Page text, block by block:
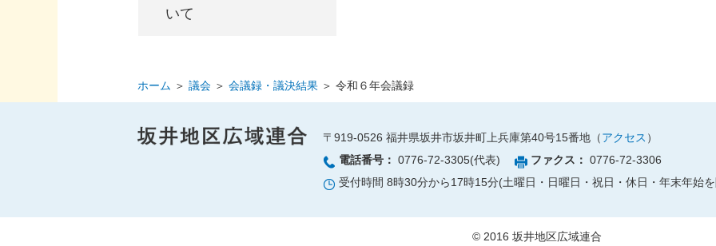
いて
ホーム ＞ 議会 ＞ 会議録・議決結果 ＞ 令和６年会議録
〒919-0526 福井県坂井市坂井町上兵庫第40号15番地（アクセス ）
電話番号： 0776-72-3305(代表) ファクス： 0776-72-3306
受付時間 8時30分から17時15分(土曜日・日曜日・祝日・休日・年末年始
© 2016 坂井地区広域連合